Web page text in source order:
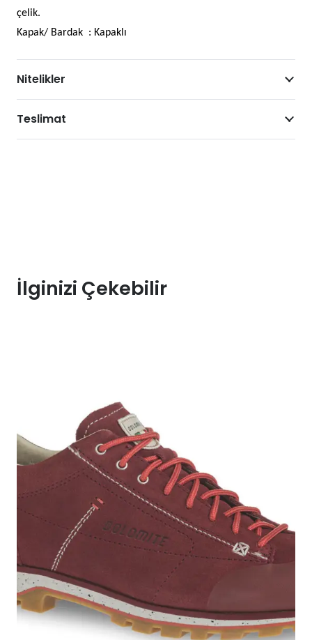
çelik.
Kapak/ Bardak : Kapaklı
Nitelikler
Teslimat
İlginizi Çekebilir